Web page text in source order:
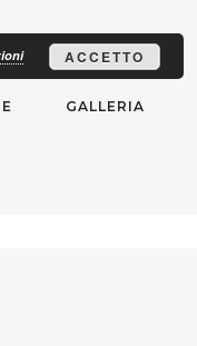
GALLERIA
ACCETTO